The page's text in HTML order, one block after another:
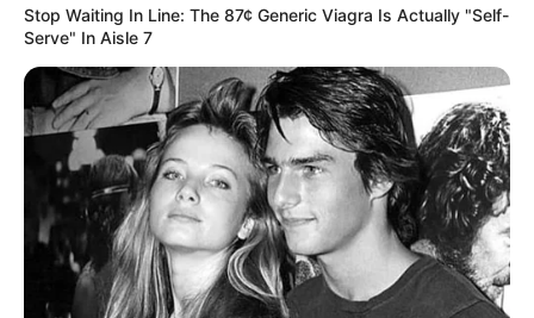
Stop Waiting In Line: The 87¢ Generic Viagra Is Actually "Self-
Serve" In Aisle 7